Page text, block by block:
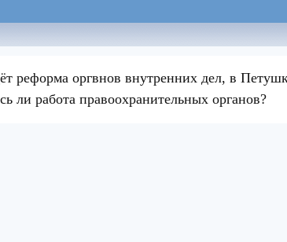
реформа оргвнов внутренних дел, в
ли работа правоохранительных органов?